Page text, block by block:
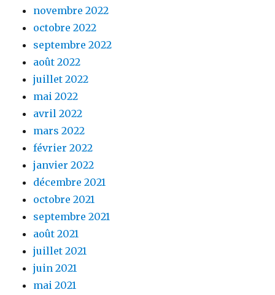
novembre 2022
octobre 2022
septembre 2022
août 2022
juillet 2022
mai 2022
avril 2022
mars 2022
février 2022
janvier 2022
décembre 2021
octobre 2021
septembre 2021
août 2021
juillet 2021
juin 2021
mai 2021